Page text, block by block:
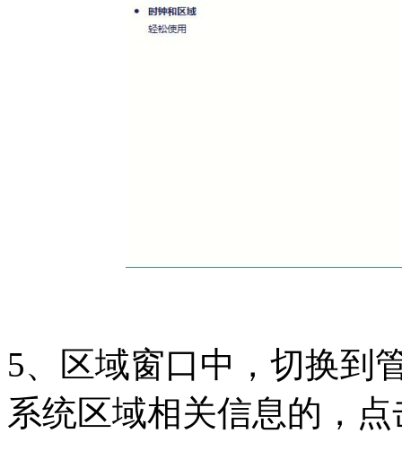
5、区域窗口中，切换到
系统区域相关信息的，